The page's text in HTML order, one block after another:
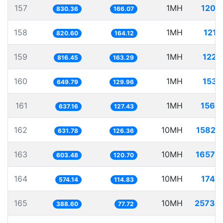
157 830.36 166.07 1MH
158 820.60 164.12 1MH
159 816.45 163.29 1MH
160 649.79 129.96 1MH
161 637.16 127.43 1MH
162 631.78 126.36 10MH
163 603.48 120.70 10MH
164 574.14 114.83 10MH
165 388.60 77.72 10MH